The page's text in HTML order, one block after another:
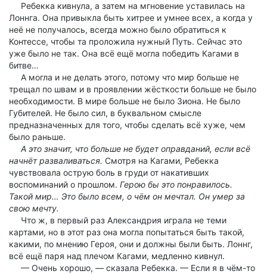
Ребекка кивнула, а затем на мгновение уставилась на
Лоннга. Она привыкла быть хитрее и умнее всех, а когда у
неё не получалось, всегда можно было обратиться к
Контессе, чтобы та проложила нужный Путь. Сейчас это
уже было не так. Она всё ещё могла победить Кагами в
битве…
А могла и не делать этого, потому что мир больше не
трещал по швам и в проявлении жёсткости больше не было
необходимости. В мире больше не было Зиона. Не было
Губителей. Не было сил, в буквальном смысле
предназначенных для того, чтобы сделать всё хуже, чем
было раньше.
А это значит, что больше не будет оправданий, если всё
начнёт разваливаться. Смотря на Кагами, Ребекка
чувствовала острую боль в груди от накативших
воспоминаний о прошлом. Герою бы это понравилось.
Такой мир… Это было всем, о чём он мечтал. Он умер за
свою мечту.
Что ж, в первый раз Александрия играла не теми
картами, но в этот раз она могла попытаться быть такой,
какими, по мнению Героя, они и должны были быть. Лоннг,
всё ещё паря над плечом Кагами, медленно кивнул.
— Очень хорошо, — сказала Ребекка. — Если я в чём-то